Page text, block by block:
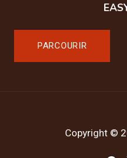
PARCOURIR
Copyright ©